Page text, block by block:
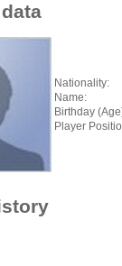
Nationality:
Name:
Birthday
Player